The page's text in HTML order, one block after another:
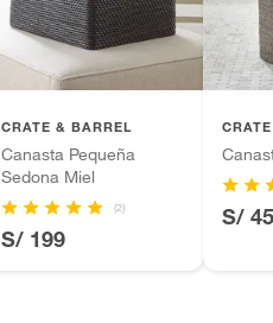
CRATE & BARREL
Canasta Pequeña
Sedona Miel
(2)
S/ 199
S/